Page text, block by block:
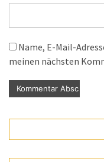
Name, E-Mail-
meinen nächsten